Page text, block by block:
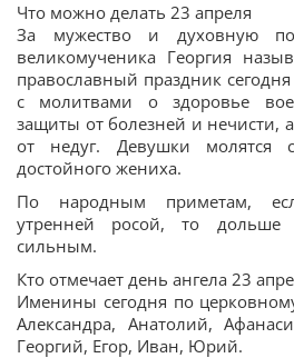
Что можно делать 23 апреля
За мужество и духовную
великомученика Георгия
православный праздник
с молитвами о здоровье
защиты от болезней и нечисти,
от недуг. Девушки молятся
достойного жениха.
По народным приметам,
утренней росой, то
сильным.
Кто отмечает день ангела 23
Именины сегодня по
Александра, Анатолий,
Георгий, Егор, Иван, Юрий.